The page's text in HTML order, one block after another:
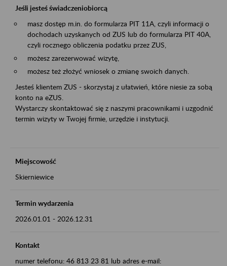
Jeśli jesteś świadczeniobiorcą
masz dostęp m.in. do formularza PIT 11A, czyli informacji o
dochodach uzyskanych od ZUS lub do formularza PIT 40A,
czyli rocznego obliczenia podatku przez ZUS,
możesz zarezerwować wizytę,
możesz też złożyć wniosek o zmianę swoich danych.
Jesteś klientem ZUS - skorzystaj z ułatwień, które niesie za sobą
konto na eZUS.
Wystarczy skontaktować się z naszymi pracownikami i uzgodnić
termin wizyty w Twojej firmie, urzędzie i instytucji.
Miejscowość
Skierniewice
Termin wydarzenia
2026.01.01 - 2026.12.31
Kontakt
numer telefonu: 46 813 23 81 lub adres e-mail: